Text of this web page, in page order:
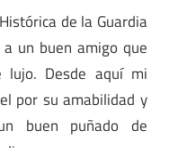
de la Guardia
un buen amigo que
Desde aquí mi
por su amabilidad y
buen puñado de